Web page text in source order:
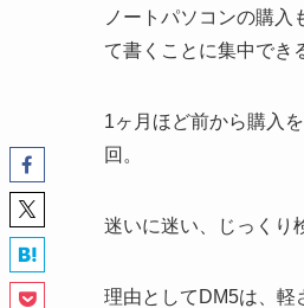
ノートパソコンの購入
て書くことに集中でき
1ヶ月ほど前から購入
回。
迷いに迷い、じっくり
理由としてDM5は、軽